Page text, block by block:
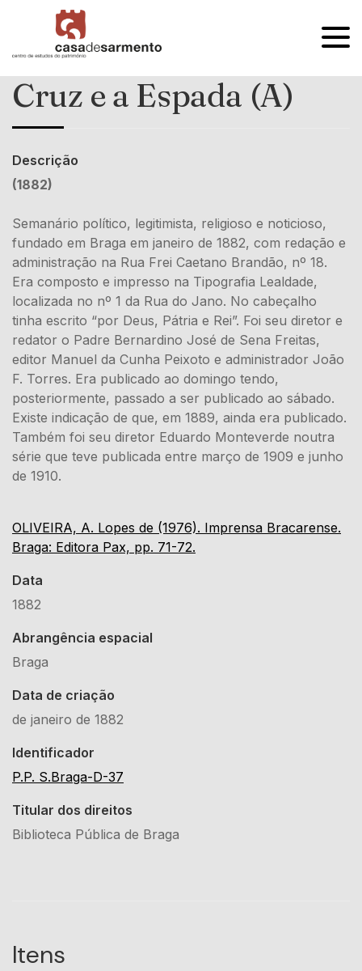
OPEN
Cruz e a Espada (A)
Descrição
(1882)
Semanário político, legitimista, religioso e noticioso,
fundado em Braga em janeiro de 1882, com redação e
administração na Rua Frei Caetano Brandão, nº 18.
Era composto e impresso na Tipografia Lealdade,
localizada no nº 1 da Rua do Jano. No cabeçalho
tinha escrito “por Deus, Pátria e Rei”. Foi seu diretor e
redator o Padre Bernardino José de Sena Freitas,
editor Manuel da Cunha Peixoto e administrador João
F. Torres. Era publicado ao domingo tendo,
posteriormente, passado a ser publicado ao sábado.
Existe indicação de que, em 1889, ainda era publicado.
Também foi seu diretor Eduardo Monteverde noutra
série que teve publicada entre março de 1909 e junho
de 1910.
OLIVEIRA, A. Lopes de (1976). Imprensa Bracarense.
Braga: Editora Pax, pp. 71-72.
Data
1882
Abrangência espacial
Braga
Data de criação
de janeiro de 1882
Identificador
P.P. S.Braga-D-37
Titular dos direitos
Biblioteca Pública de Braga
Itens